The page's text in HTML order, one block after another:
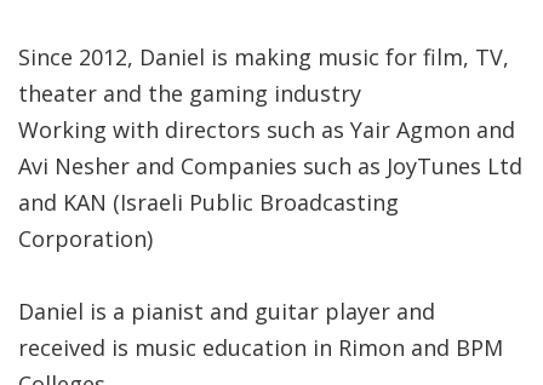
Since 2012, Daniel is making music for film, TV,
theater and the gaming industry
Working with directors such as Yair Agmon and
Avi Nesher and Companies such as JoyTunes Ltd
and KAN (Israeli Public Broadcasting
Corporation)
Daniel is a pianist and guitar player and
received is music education in Rimon and BPM